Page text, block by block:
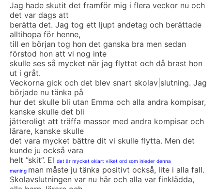
Jag hade skutit det framför mig i flera veckor nu och
det var dags att
berätta det. Jag tog ett ljupt andetag och berättade
alltihopa för henne,
till en början tog hon det ganska bra men sedan
förstod hon att vi nog inte
skulle ses så mycket när jag flyttat och då brast hon
ut i gråt.
Veckorna gick och det blev snart skolav|slutning. Jag
började nu tänka på
hur det skulle bli utan Emma och alla andra kompisar,
kanske skulle det bli
jätteroligt att träffa massor med andra kompisar och
lärare, kanske skulle
det vara mycket bättre dit vi skulle flytta. Men det
kunde ju också vara
helt ”skit”. El det är mycket oklart vilket ord som inleder denna
mening man måste ju tänka positivt också, lite i alla fall.
Skolavslutningen var nu här och alla var finklädda,